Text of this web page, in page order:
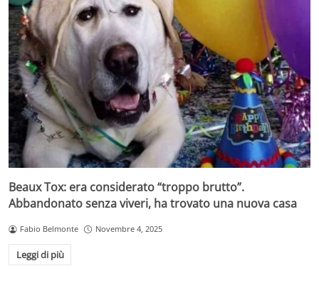
Beaux Tox: era considerato “troppo brutto”.
Abbandonato senza viveri, ha trovato una nuova casa
Fabio Belmonte Novembre 4, 2025
Leggi di più